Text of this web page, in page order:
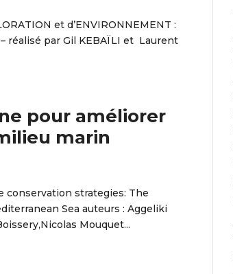
et d’ENVIRONNEMENT :
– réalisé par Gil KEBAÏLI et Laurent
pour améliorer
marin
strategies: The
Sea auteurs : Aggeliki
Mouquet...